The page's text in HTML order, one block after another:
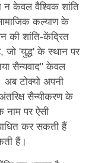
केवल वैश्विक शांति
कल्याण के
की शांति-केंद्रित
जो 'युद्ध' के स्थान पर
सैन्यवाद" केवल
टोक्यो अपनी
सैन्यीकरण के
नाम पर ऐसी
कर सकती हैं
हैं।